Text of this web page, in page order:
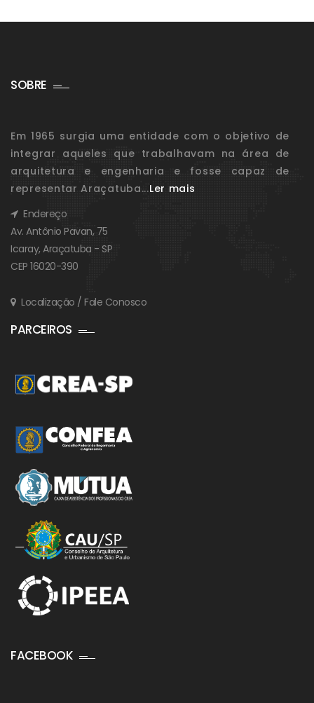
SOBRE
Em 1965 surgia uma entidade com o objetivo de
integrar aqueles que trabalhavam na área de
arquitetura e engenharia e fosse capaz de
representar Araçatuba...Ler mais
Endereço
Av. Antônio Pavan, 75
Icaray, Araçatuba - SP
CEP 16020-390
Localização / Fale Conosco
PARCEIROS
FACEBOOK